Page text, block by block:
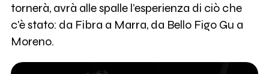
tornerà, avrà alle spalle l’esperienza di ciò che
c'è stato: da Fibra a Marra, da Bello Figo Gu a
Moreno.